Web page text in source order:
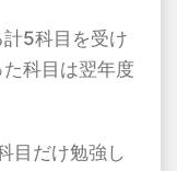
5科目を受け
科目は翌年度
目だけ勉強し